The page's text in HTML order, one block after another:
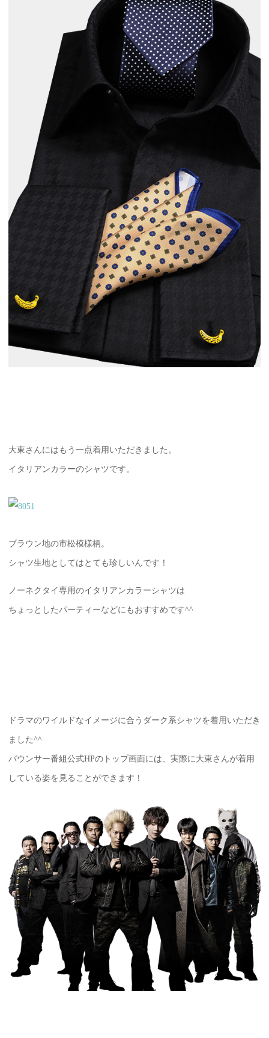
大東さんにはもう一点着用いただきました。
イタリアンカラーのシャツです。
ブラウン地の市松模様柄。
シャツ生地としてはとても珍しいんです！
ノーネクタイ専用のイタリアンカラーシャツは
ちょっとしたパーティーなどにもおすすめです^^
ドラマのワイルドなイメージに合うダーク系シャツを着用いただき
ました^^
バウンサー番組公式HPのトップ画面には、実際に大東さんが着用
している姿を見ることができます！